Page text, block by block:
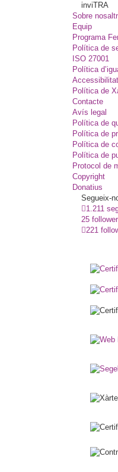
inviTRA
Sobre
Equip
Programa
Política de
ISO 27001
Política
Accessibilitat
Política de
Contacte
Avís legal
Política de
Política de
Política de
Política de
Protocol de
Copyright
Donatius
Segueix-
1.211
25
221